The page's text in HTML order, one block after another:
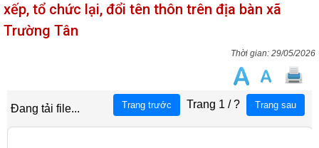
xếp, tổ chức lại, đổi tên thôn trên địa bàn xã
Trường Tân
29/05/2026